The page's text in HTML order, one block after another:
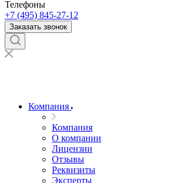
Телефоны
+7 (495) 845-27-12
Заказать звонок
Компания
Компания
О компании
Лицензии
Отзывы
Реквизиты
Эксперты